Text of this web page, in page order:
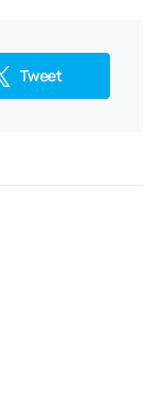
Tweet